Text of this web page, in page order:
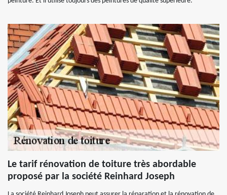
Le tarif rénovation de toiture très abordable
proposé par la société Reinhard Joseph